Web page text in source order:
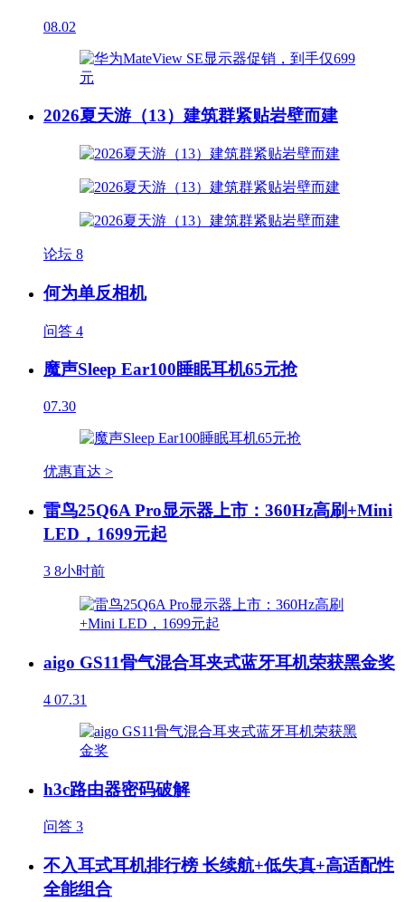
08.02
2026夏天游（13）建筑群紧贴岩壁而建
论坛 8
何为单反相机
问答 4
魔声Sleep Ear100睡眠耳机65元抢
07.30
优惠直达 >
雷鸟25Q6A Pro显示器上市：360Hz高刷+Mini
LED，1699元起
3 8小时前
aigo GS11骨气混合耳夹式蓝牙耳机荣获黑金奖
4 07.31
h3c路由器密码破解
问答 3
不入耳式耳机排行榜 长续航+低失真+高适配性
全能组合